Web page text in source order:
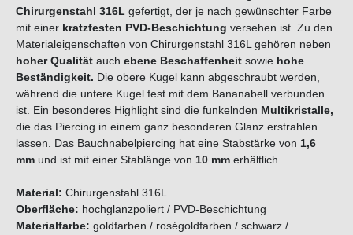
Chirurgenstahl 316L gefertigt, der je nach gewünschter Farbe
mit einer kratzfesten PVD-Beschichtung versehen ist. Zu den
Materialeigenschaften von Chirurgenstahl 316L gehören neben
hoher Qualität auch ebene Beschaffenheit sowie hohe
Beständigkeit. Die obere Kugel kann abgeschraubt werden,
während die untere Kugel fest mit dem Bananabell verbunden
ist. Ein besonderes Highlight sind die funkelnden Multikristalle,
die das Piercing in einem ganz besonderen Glanz erstrahlen
lassen. Das Bauchnabelpiercing hat eine Stabstärke von 1,6
mm und ist mit einer Stablänge von 10 mm erhältlich.
Material: Chirurgenstahl 316L
Oberfläche: hochglanzpoliert / PVD-Beschichtung
Materialfarbe: goldfarben / roségoldfarben / schwarz /